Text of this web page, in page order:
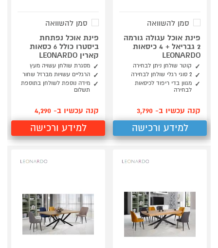
סמן להשוואה
פינת אוכל עגולה גורמה
2 גבריאל + 4 כיסאות
LEONARDO
קוטר שולחן ניתן לבחירה
2 סוגי רגלי שולחן לבחירה
מגוון בדי ריפוד לכיסאות
לבחירה
קנה עכשיו ב- 3,790
למידע ורכישה
סמן להשוואה
פינת אוכל נפתחת
ביסטרו כולל 6 כסאות
קארין LEONARDO
מסגרת שולחן עשויה מעץ
הרגליים עשויות מברזל שחור
מידה נוספת לשולחן בתוספת
תשלום
קנה עכשיו ב- 4,290
למידע ורכישה